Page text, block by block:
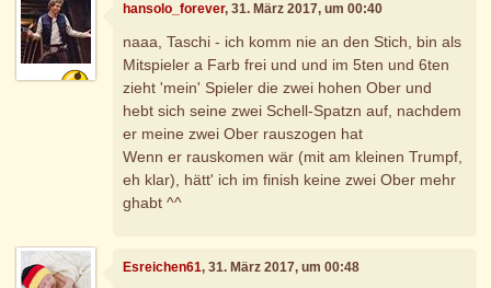
hansolo_forever, 31. März 2017, um 00:40
naaa, Taschi - ich komm nie an den Stich, bin als
Mitspieler a Farb frei und und im 5ten und 6ten
zieht 'mein' Spieler die zwei hohen Ober und
hebt sich seine zwei Schell-Spatzn auf, nachdem
er meine zwei Ober rauszogen hat
Wenn er rauskomen wär (mit am kleinen Trumpf,
eh klar), hätt' ich im finish keine zwei Ober mehr
ghabt ^^
Esreichen61, 31. März 2017, um 00:48